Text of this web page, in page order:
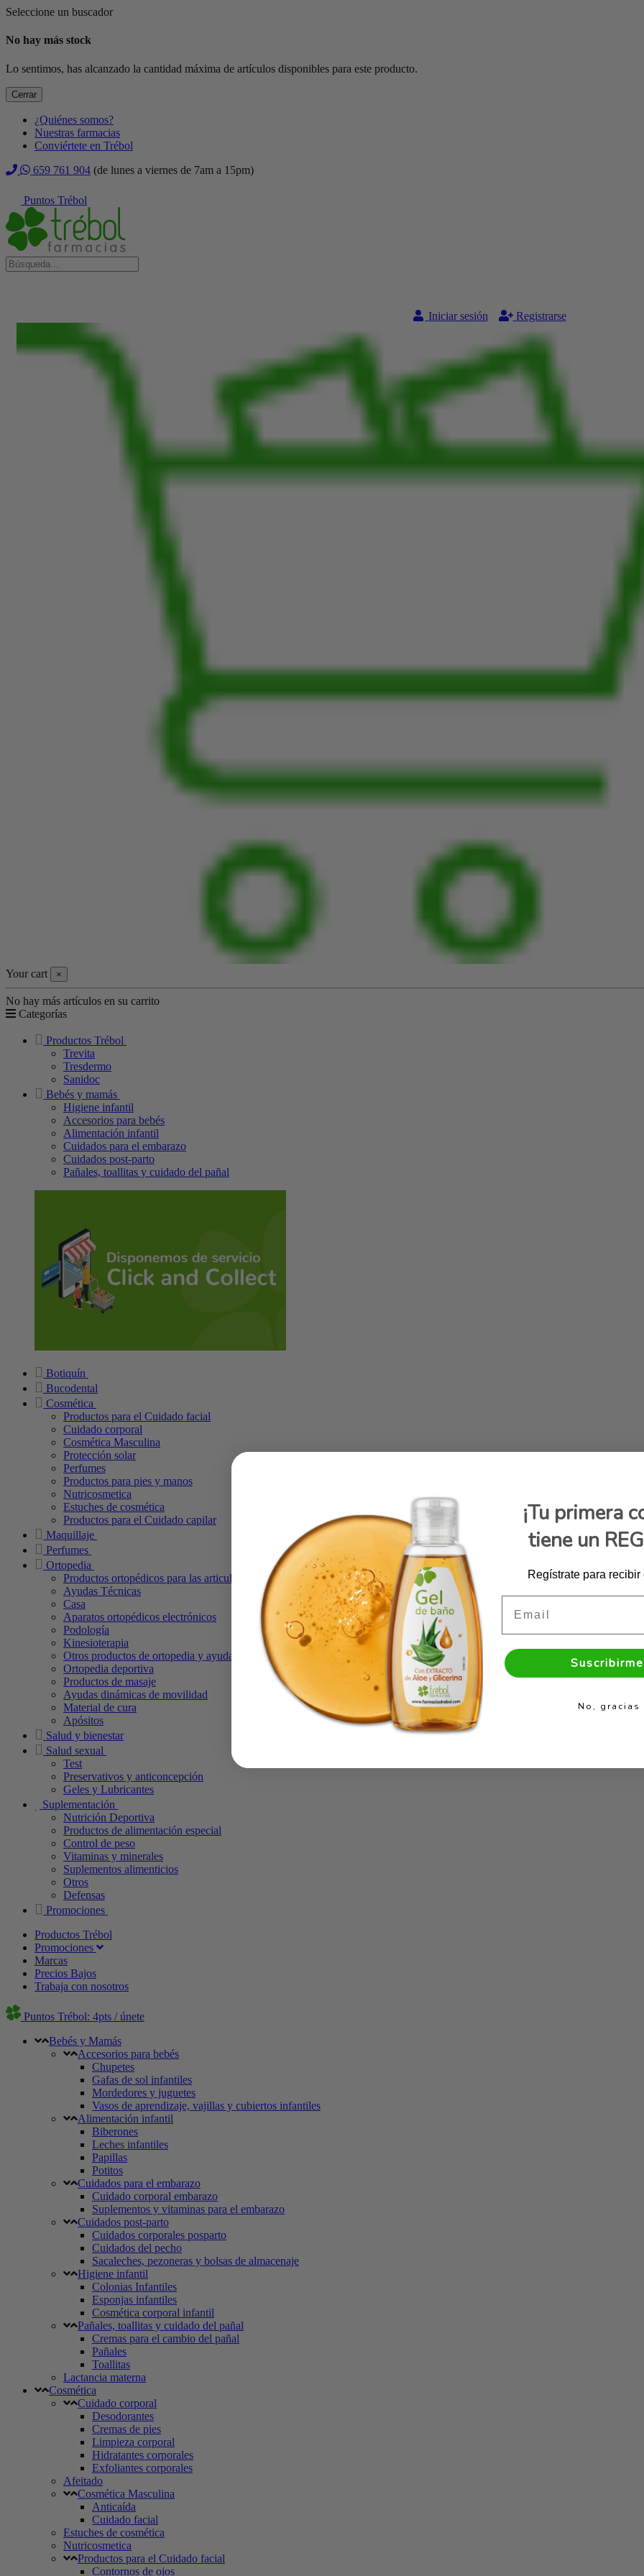
Seleccione un buscador
No hay más stock
Lo sentimos, has alcanzado la cantidad máxima de artículos disponibles para este producto.
Cerrar
¿Quiénes somos?
Nuestras farmacias
Conviértete en Trébol
659 761 904 (de lunes a viernes de 7am a 15pm)
Puntos Trébol
Iniciar sesión Registrarse
Your cart ×
No hay más artículos en su carrito
Categorías
Productos Trébol
Trevita
Tresdermo
Sanidoc
Bebés y mamás
Higiene infantil
Accesorios para bebés
Alimentación infantil
Cuidados para el embarazo
Cuidados post-parto
Pañales, toallitas y cuidado del pañal
Botiquín
Bucodental
Cosmética
Productos para el Cuidado facial
Cuidado corporal
Cosmética Masculina
Protección solar
Perfumes
Productos para pies y manos
Nutricosmetica
Estuches de cosmética
Productos para el Cuidado capilar
Maquillaje
Perfumes
Ortopedia
Productos ortopédicos para las articulaciones
Ayudas Técnicas
Casa
Aparatos ortopédicos electrónicos
Podología
Kinesioterapia
Otros productos de ortopedia y ayudas técnicas
Ortopedia deportiva
Productos de masaje
Ayudas dinámicas de movilidad
Material de cura
Apósitos
Salud y bienestar
Salud sexual
Test
Preservativos y anticoncepción
Geles y Lubricantes
Suplementación
Nutrición Deportiva
Productos de alimentación especial
Control de peso
Vitaminas y minerales
Suplementos alimenticios
Otros
Defensas
Promociones
Productos Trébol
Promociones
Marcas
Precios Bajos
Trabaja con nosotros
Puntos Trébol: 4pts / únete
Bebés y Mamás
Accesorios para bebés
Chupetes
Gafas de sol infantiles
Mordedores y juguetes
Vasos de aprendizaje, vajillas y cubiertos infantiles
Alimentación infantil
Biberones
Leches infantiles
Papillas
Potitos
Cuidados para el embarazo
Cuidado corporal embarazo
Suplementos y vitaminas para el embarazo
Cuidados post-parto
Cuidados corporales posparto
Cuidados del pecho
Sacaleches, pezoneras y bolsas de almacenaje
Higiene infantil
Colonias Infantiles
Esponjas infantiles
Cosmética corporal infantil
Pañales, toallitas y cuidado del pañal
Cremas para el cambio del pañal
Pañales
Toallitas
Lactancia materna
Cosmética
Cuidado corporal
Desodorantes
Cremas de pies
Limpieza corporal
Hidratantes corporales
Exfoliantes corporales
Afeitado
Cosmética Masculina
Anticaída
Cuidado facial
Estuches de cosmética
Nutricosmetica
Productos para el Cuidado facial
Contornos de ojos
¡Tu primera
tiene un
Regístrate para
No, gracias